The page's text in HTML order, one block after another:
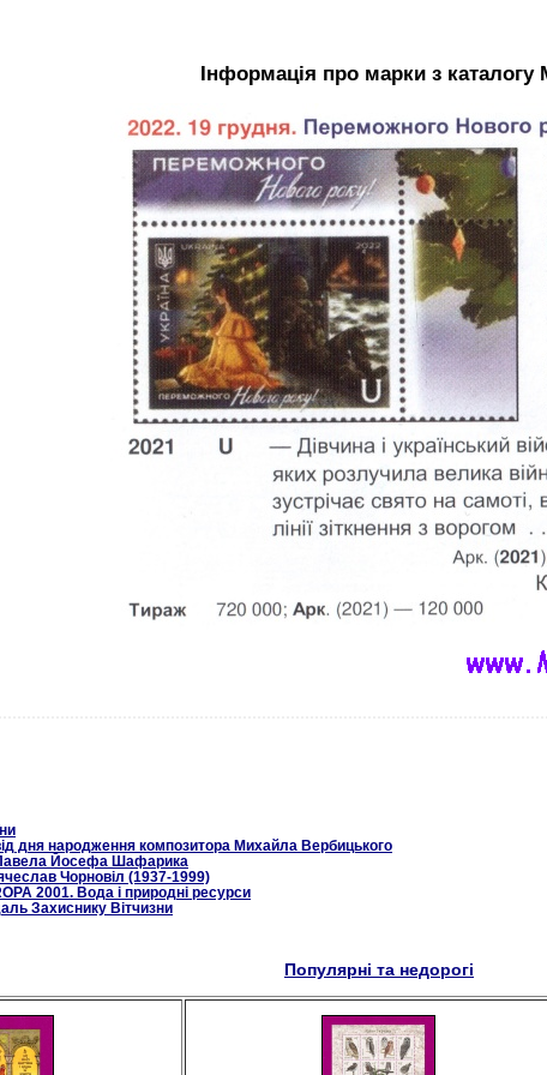
Інформація про марки з каталогу
дня народження композитора Михайла Вербицького
Йосефа Шафарика
Чорновіл (1937-1999)
2001. Вода і природні ресурси
Захиснику Вітчизни
Популярні та недорогі